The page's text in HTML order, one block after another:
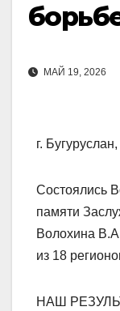
МАЙ 19, 2026
г.
Состоялись
памяти
Волохина
из 18
НАШ